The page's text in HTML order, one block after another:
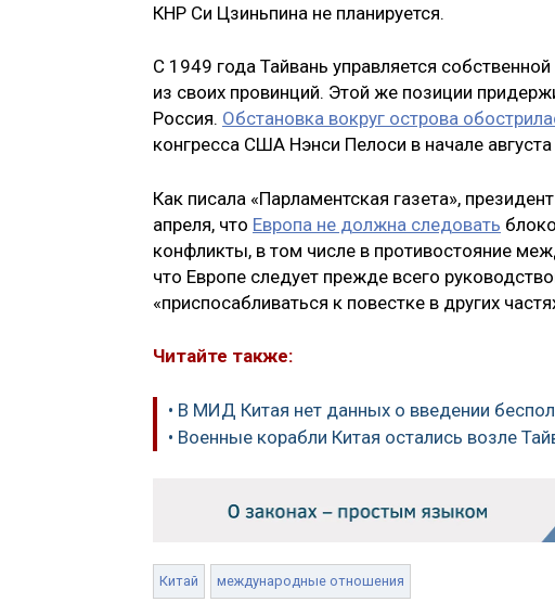
КНР Си Цзиньпина не планируется.
С 1949 года Тайвань управляется
из своих провинций. Этой же позиции
Россия. Обстановка вокруг острова
конгресса США Нэнси Пелоси в начале
Как писала «Парламентская газета»,
апреля, что Европа не должна следовать
конфликты, в том числе в противостояние
что Европе следует прежде всего
«приспосабливаться к повестке в других
Читайте также:
• В МИД Китая нет данных о введении
• Военные корабли Китая остались возле
Китай международные отношения